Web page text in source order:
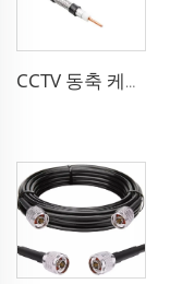
CCTV 동축 케이블 RG 시리즈 50옴 저손실 RG58 RG59 RG6 안테나용 동축 케이블